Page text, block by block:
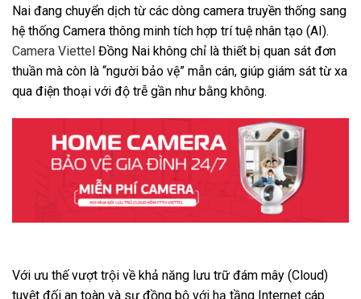
Nai đang chuyển dịch từ các dòng camera truyền thống sang
hệ thống Camera thông minh tích hợp trí tuệ nhân tạo (AI).
Camera Viettel Đồng Nai không chỉ là thiết bị quan sát đơn
thuần mà còn là “người bảo vệ” mẫn cán, giúp giám sát từ xa
qua điện thoại với độ trễ gần như bằng không.
Với ưu thế vượt trội về khả năng lưu trữ đám mây (Cloud)
tuyệt đối an toàn và sự đồng bộ với hạ tầng Internet cáp